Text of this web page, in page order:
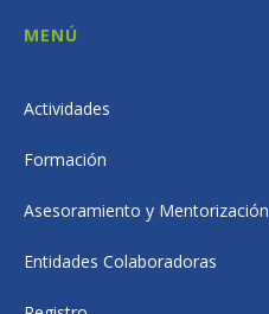
MENÚ
Actividades
Formación
Asesoramiento y Mentorización
Entidades Colaboradoras